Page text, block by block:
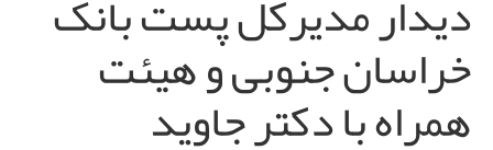
خراسان جنوبی و هیئت
همراه با دکتر جاوید